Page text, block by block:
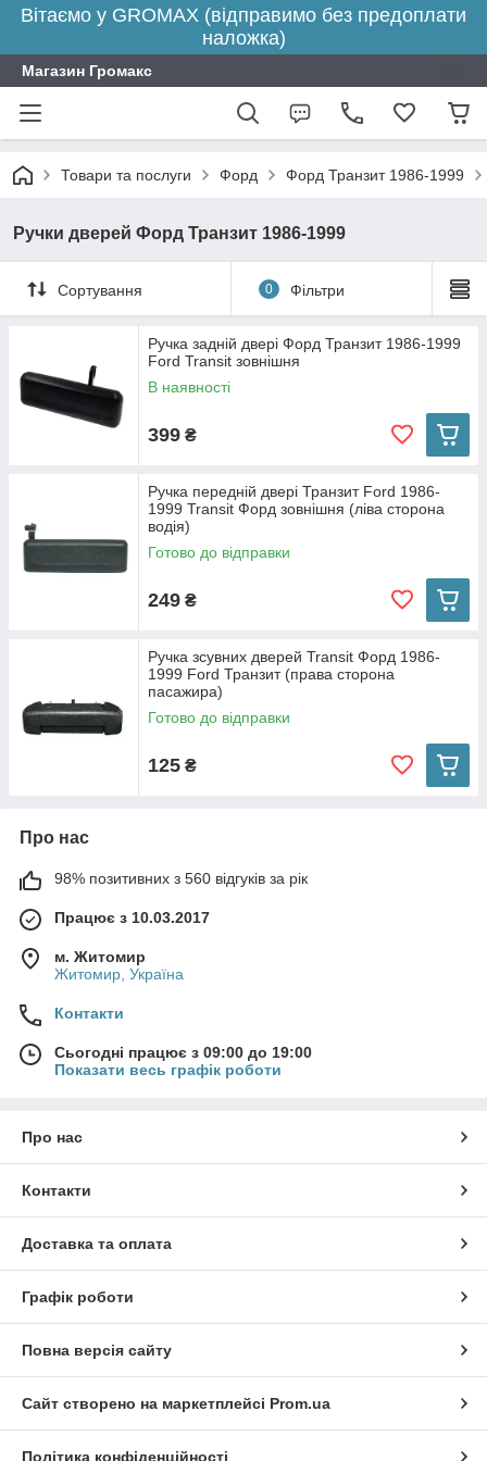
Вітаємо у GROMAX (відправимо без предоплати
наложка)
Магазин Громакс
Товари та послуги Форд Форд Транзит 1986-1999
Ручки дверей Форд Транзит 1986-1999
Сортування 0 Фільтри
Ручка задній двері Форд Транзит 1986-1999
Ford Transit зовнішня
В наявності
399 ₴
Ручка передній двері Транзит Ford 1986-
1999 Transit Форд зовнішня (ліва сторона
водія)
Готово до відправки
249 ₴
Ручка зсувних дверей Transit Форд 1986-
1999 Ford Транзит (права сторона
пасажира)
Готово до відправки
125 ₴
Про нас
98% позитивних з 560 відгуків за рік
Працює з 10.03.2017
м. Житомир
Житомир, Україна
Контакти
Сьогодні працює з 09:00 до 19:00
Показати весь графік роботи
Про нас
Контакти
Доставка та оплата
Графік роботи
Повна версія сайту
Сайт створено на маркетплейсі Prom.ua
Політика конфіденційності